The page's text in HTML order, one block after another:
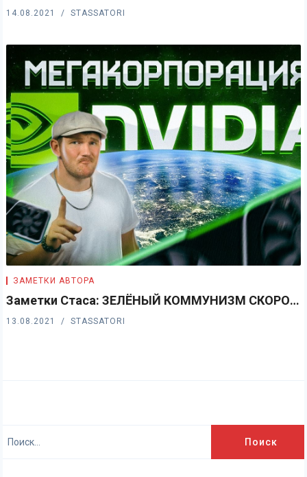
14.08.2021 STASSATORI
ЗАМЕТКИ АВТОРА
Заметки Стаса: ЗЕЛЁНЫЙ КОММУНИЗМ СКОРО…
13.08.2021 STASSATORI